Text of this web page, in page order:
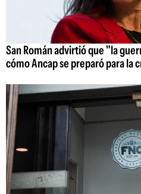
San Román advirtió que "la
cómo Ancap se preparó para la